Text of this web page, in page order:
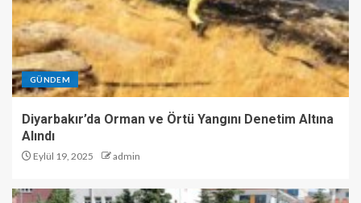
GÜNDEM
Diyarbakır’da Orman ve Örtü Yangını Denetim Altına
Alındı
Eylül 19, 2025 admin